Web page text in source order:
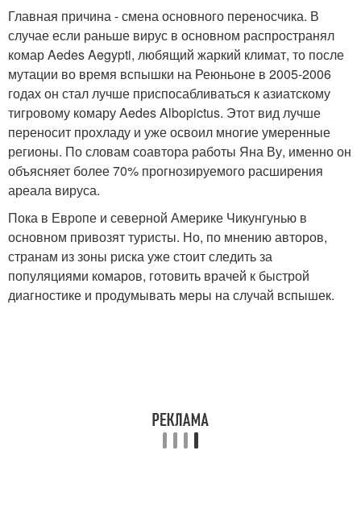
Главная причина - смена основного переносчика. В
случае если раньше вирус в основном распространял
комар Aedes Aegypti, любящий жаркий климат, то после
мутации во время вспышки на Реюньоне в 2005-2006
годах он стал лучше приспосабливаться к азиатскому
тигровому комару Aedes Albopictus. Этот вид лучше
переносит прохладу и уже освоил многие умеренные
регионы. По словам соавтора работы Яна Ву, именно он
объясняет более 70% прогнозируемого расширения
ареала вируса.
Пока в Европе и северной Америке Чикунгунью в
основном привозят туристы. Но, по мнению авторов,
странам из зоны риска уже стоит следить за
популяциями комаров, готовить врачей к быстрой
диагностике и продумывать меры на случай вспышек.